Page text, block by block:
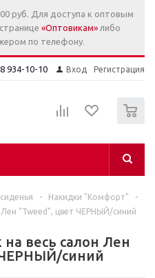
руб. Для доступа к оптовым
«Оптовикам»либо
по телефону.
Вход Регистрация
934-10-10
- Накидки "Комфорт"
-
"Tweed", цвет ЧЕРНЫЙ/синий
весь салон Лен
синий